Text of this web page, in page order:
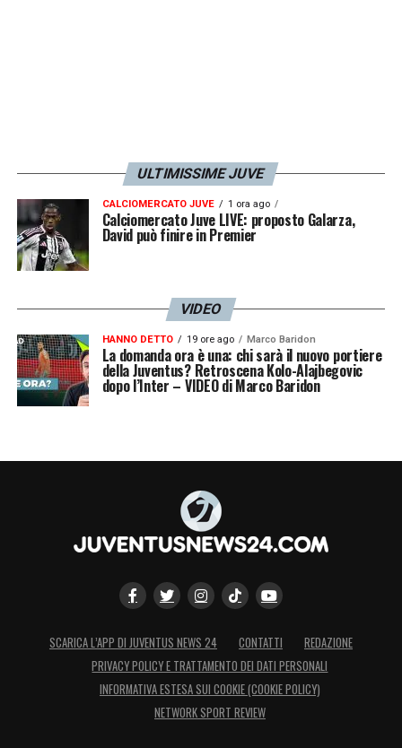
ULTIMISSIME JUVE
CALCIOMERCATO JUVE 1 ora ago
Calciomercato Juve LIVE: proposto Galarza,
David può finire in Premier
VIDEO
HANNO DETTO 19 ore ago Marco Baridon
La domanda ora è una: chi sarà il nuovo portiere
della Juventus? Retroscena Kolo-Alajbegovic
dopo l’Inter – VIDEO di Marco Baridon
SCARICA L’APP DI JUVENTUS NEWS 24 CONTATTI
REDAZIONE
PRIVACY POLICY E TRATTAMENTO DEI DATI PERSONALI
INFORMATIVA ESTESA SUI COOKIE (COOKIE POLICY)
NETWORK SPORT REVIEW